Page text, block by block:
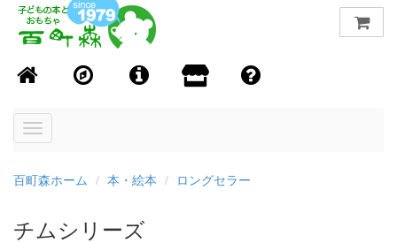
Toggle
百町森ホーム 本・絵本 ロングセラー
チムシリーズ